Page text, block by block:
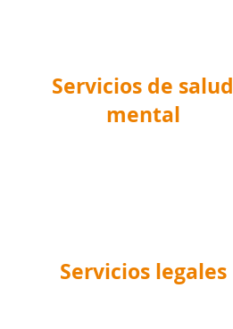
Servicios de salud
mental
Servicios legales